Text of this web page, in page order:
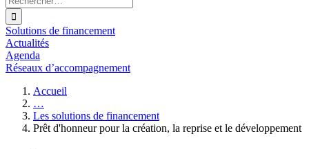

Solutions de financement
Actualités
Agenda
Réseaux d’accompagnement
Accueil
…
Les solutions de financement
Prêt d'honneur pour la création, la reprise et le développement